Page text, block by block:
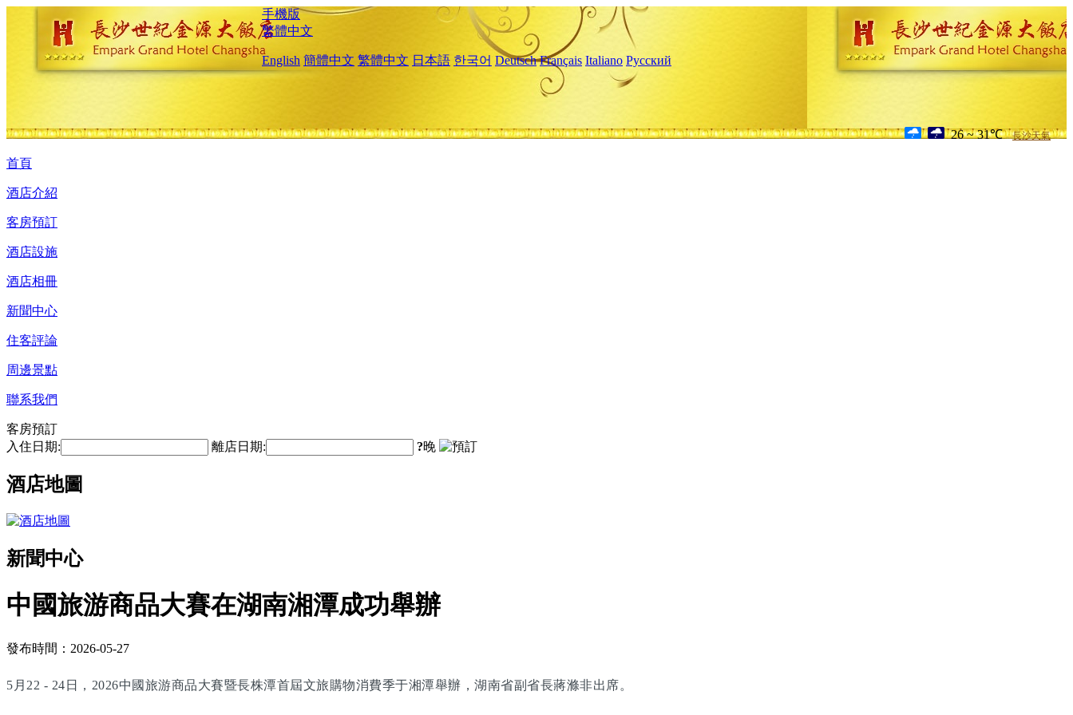
手機版
繁體中文
English 簡體中文 繁體中文 日本語 한국어 Deutsch Français Italiano Русский
26 ~ 31℃ 長沙天氣
首頁
酒店介紹
客房預訂
酒店設施
酒店相冊
新聞中心
住客評論
周邊景點
聯系我們
客房預訂
入住日期:
離店日期: ?晚
酒店地圖
新聞中心
中國旅游商品大賽在湖南湘潭成功舉辦
發布時間：2026-05-27
5月22 - 24日，2026中國旅游商品大賽暨長株潭首屆文旅購物消費季于湘潭舉辦，湖南省副省長蔣滌非出席。